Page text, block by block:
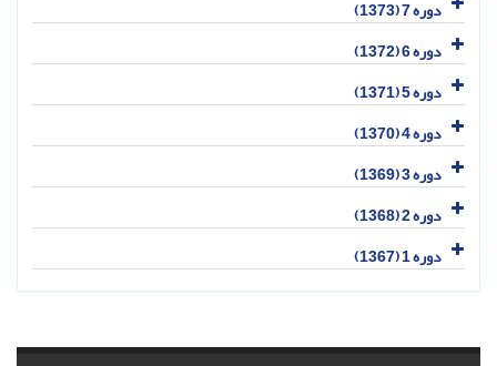
دوره 7 (1373)
دوره 6 (1372)
دوره 5 (1371)
دوره 4 (1370)
دوره 3 (1369)
دوره 2 (1368)
دوره 1 (1367)